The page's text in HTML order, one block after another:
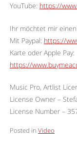
YouTube: https://
Ihr möchtet mir
Mit Paypal: https://
Karte oder Apple Pay:
https://
Music Pro, Artlist
License Owner –
License Number –
Posted in Video